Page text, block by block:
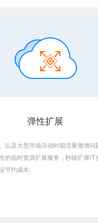
弹性扩展
以及大型市场活动时期流量激增问
的临时资源扩展服务，秒级扩展IT
节约成本。